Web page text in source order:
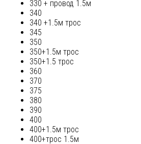
330 + провод 1.5м
340
340 +1.5м трос
345
350
350+1.5м трос
350+1.5 трос
360
370
375
380
390
400
400+1.5м трос
400+трос 1.5м